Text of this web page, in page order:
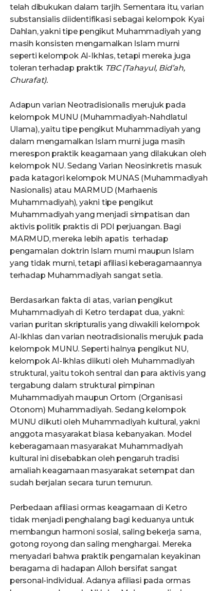
telah dibukukan dalam tarjih. Sementara itu, varian
substansialis diidentifikasi sebagai kelompok Kyai
Dahlan, yakni tipe pengikut Muhammadiyah yang
masih konsisten mengamalkan Islam murni
seperti kelompok Al-Ikhlas, tetapi mereka juga
toleran terhadap praktik TBC (Tahayul, Bid’ah,
Churafat).
Adapun varian Neotradisionalis merujuk pada
kelompok MUNU (Muhammadiyah-Nahdlatul
Ulama), yaitu tipe pengikut Muhammadiyah yang
dalam mengamalkan Islam murni juga masih
merespon praktik keagamaan yang dilakukan oleh
kelompok NU. Sedang Varian Neosinkretis masuk
pada katagori kelompok MUNAS (Muhammadiyah
Nasionalis) atau MARMUD (Marhaenis
Muhammadiyah), yakni tipe pengikut
Muhammadiyah yang menjadi simpatisan dan
aktivis politik praktis di PDI perjuangan. Bagi
MARMUD, mereka lebih apatis terhadap
pengamalan doktrin Islam murni maupun Islam
yang tidak murni, tetapi afiliasi keberagamaannya
terhadap Muhammadiyah sangat setia.
Berdasarkan fakta di atas, varian pengikut
Muhammadiyah di Ketro terdapat dua, yakni:
varian puritan skripturalis yang diwakili kelompok
Al-Ikhlas dan varian neotradisionalis merujuk pada
kelompok MUNU. Seperti halnya pengikut NU,
kelompok Al-Ikhlas diikuti oleh Muhammadiyah
struktural, yaitu tokoh sentral dan para aktivis yang
tergabung dalam struktural pimpinan
Muhammadiyah maupun Ortom (Organisasi
Otonom) Muhammadiyah. Sedang kelompok
MUNU diikuti oleh Muhammadiyah kultural, yakni
anggota masyarakat biasa kebanyakan. Model
keberagamaan masyarakat Muhammadiyah
kultural ini disebabkan oleh pengaruh tradisi
amaliah keagamaan masyarakat setempat dan
sudah berjalan secara turun temurun.
Perbedaan afiliasi ormas keagamaan di Ketro
tidak menjadi penghalang bagi keduanya untuk
membangun harmoni sosial, saling bekerja sama,
gotong royong dan saling menghargai. Mereka
menyadari bahwa praktik pengamalan keyakinan
beragama di hadapan Alloh bersifat sangat
personal-individual. Adanya afiliasi pada ormas